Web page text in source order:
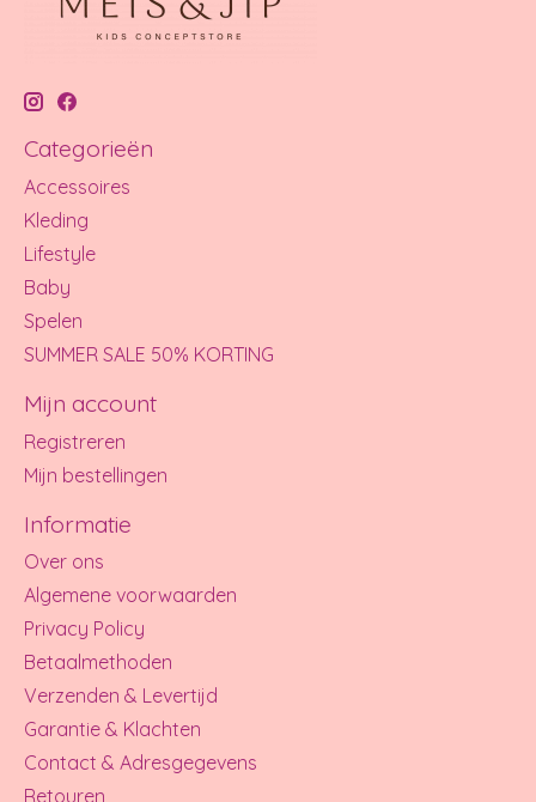
Categorieën
Accessoires
Kleding
Lifestyle
Baby
Spelen
SUMMER SALE 50% KORTING
Mijn account
Registreren
Mijn bestellingen
Informatie
Over ons
Algemene voorwaarden
Privacy Policy
Betaalmethoden
Verzenden & Levertijd
Garantie & Klachten
Contact & Adresgegevens
Retouren